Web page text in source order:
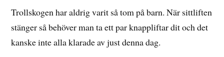
Trollskogen har aldrig varit så tom på barn. När sittliften
stänger så behöver man ta ett par knappliftar dit och det
kanske inte alla klarade av just denna dag.